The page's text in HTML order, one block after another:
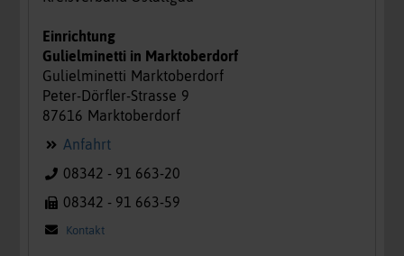
Einrichtung
Gulielminetti in Marktoberdorf
Gulielminetti Marktoberdorf
Peter-Dörfler-Strasse 9
87616 Marktoberdorf
Anfahrt
08342 - 91 663-20
08342 - 91 663-59
Kontakt